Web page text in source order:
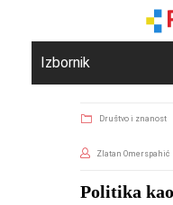
Izbornik
Društvo i znanost
Zlatan Omerspahić
Politika